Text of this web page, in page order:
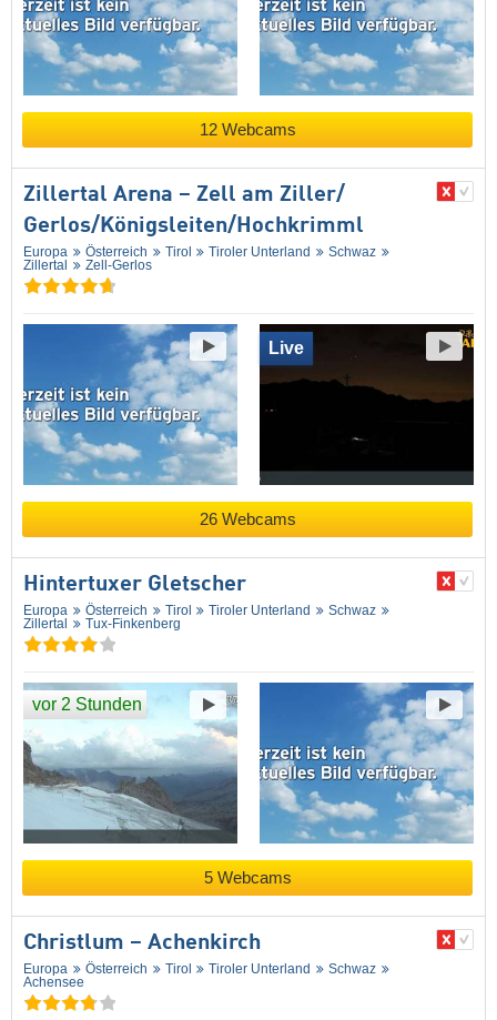
12 Webcams
Zillertal Arena – Zell am Ziller/​
Gerlos/​Königsleiten/​Hochkrimml
Europa Österreich Tirol Tiroler Unterland
Schwaz
Zillertal
Zell-Gerlos
Live
26 Webcams
Hintertuxer Gletscher
Europa Österreich Tirol Tiroler Unterland
Schwaz
Zillertal
Tux-Finkenberg
vor 2 Stunden
5 Webcams
Christlum – Achenkirch
Europa Österreich Tirol Tiroler Unterland
Schwaz
Achensee